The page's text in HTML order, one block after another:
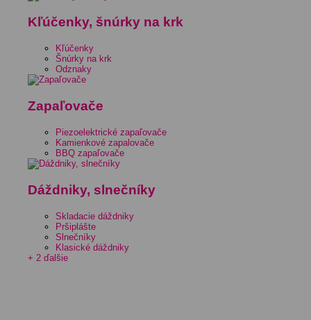
Kľúčenky, šnúrky na krk
Kľúčenky
Šnúrky na krk
Odznaky
Zapaľovače
Piezoelektrické zapaľovače
Kamienkové zapalovače
BBQ zapaľovače
Dáždniky, slnečníky
Skladacie dáždniky
Pršiplášte
Slnečníky
Klasické dáždniky
+ 2 ďalšie